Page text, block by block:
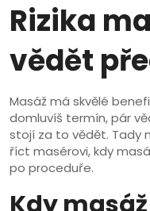
Rizika
vědět
Masáž má skvělé
domluvíš termín, pár
stojí za to vědět. Tady
říct masérovi, kdy
po proceduře.